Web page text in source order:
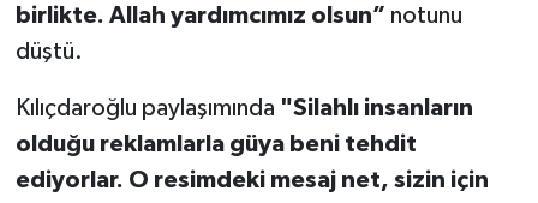
birlikte. Allah yardımcımız olsun” notunu
düştü.
Kılıçdaroğlu paylaşımında "Silahlı insanların
olduğu reklamlarla güya beni tehdit
ediyorlar. O resimdeki mesaj net, sizin için
TEKNOLOJİ
YAŞAM
KÜLTÜR SANAT